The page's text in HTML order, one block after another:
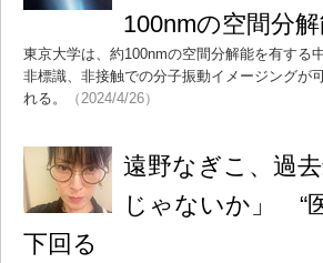
100nmの空間分
東京大学は、約100nmの空間分解能を有する
非標識、非接触での分子振動イメージングが
れる。
（2024/4/26）
遠野なぎこ、過
じゃないか」 “
下回る